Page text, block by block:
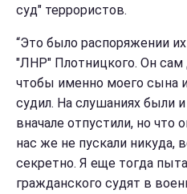
суд" террористов.
“Это было распоряжении
"ЛНР" Плотницкого. Он сам
чтобы именно моего сына
судил. На слушаниях были
вначале отпустили, но что
нас же не пускали никуда,
секретно. Я еще тогда
гражданского судят в